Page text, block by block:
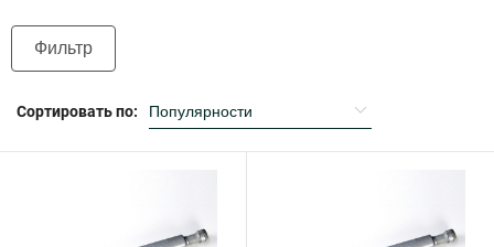
Фильтр
Сортировать по: